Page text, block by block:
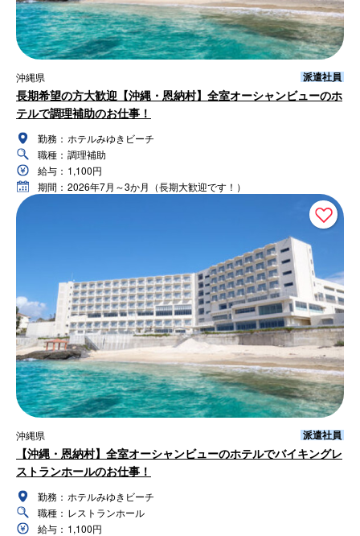
沖縄県 派遣社員
長期希望の方大歓迎【沖縄・恩納村】全室オーシャンビューのホ
テルで調理補助のお仕事！
勤務： ホテルみゆきビーチ
職種： 調理補助
給与： 1,100円
期間： 2026年7月～3か月（長期大歓迎です！）
沖縄県 派遣社員
【沖縄・恩納村】全室オーシャンビューのホテルでバイキングレ
ストランホールのお仕事！
勤務： ホテルみゆきビーチ
職種： レストランホール
給与： 1,100円